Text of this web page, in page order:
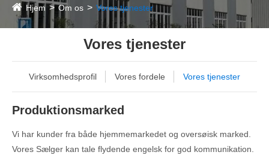
Hjem Om os Vores tjenester
Vores tjenester
Virksomhedsprofil Vores fordele Vores tjenester
Produktionsmarked
Vi har kunder fra både hjemmemarkedet og oversøisk marked.
Vores Sælger kan tale flydende engelsk for god kommunikation.